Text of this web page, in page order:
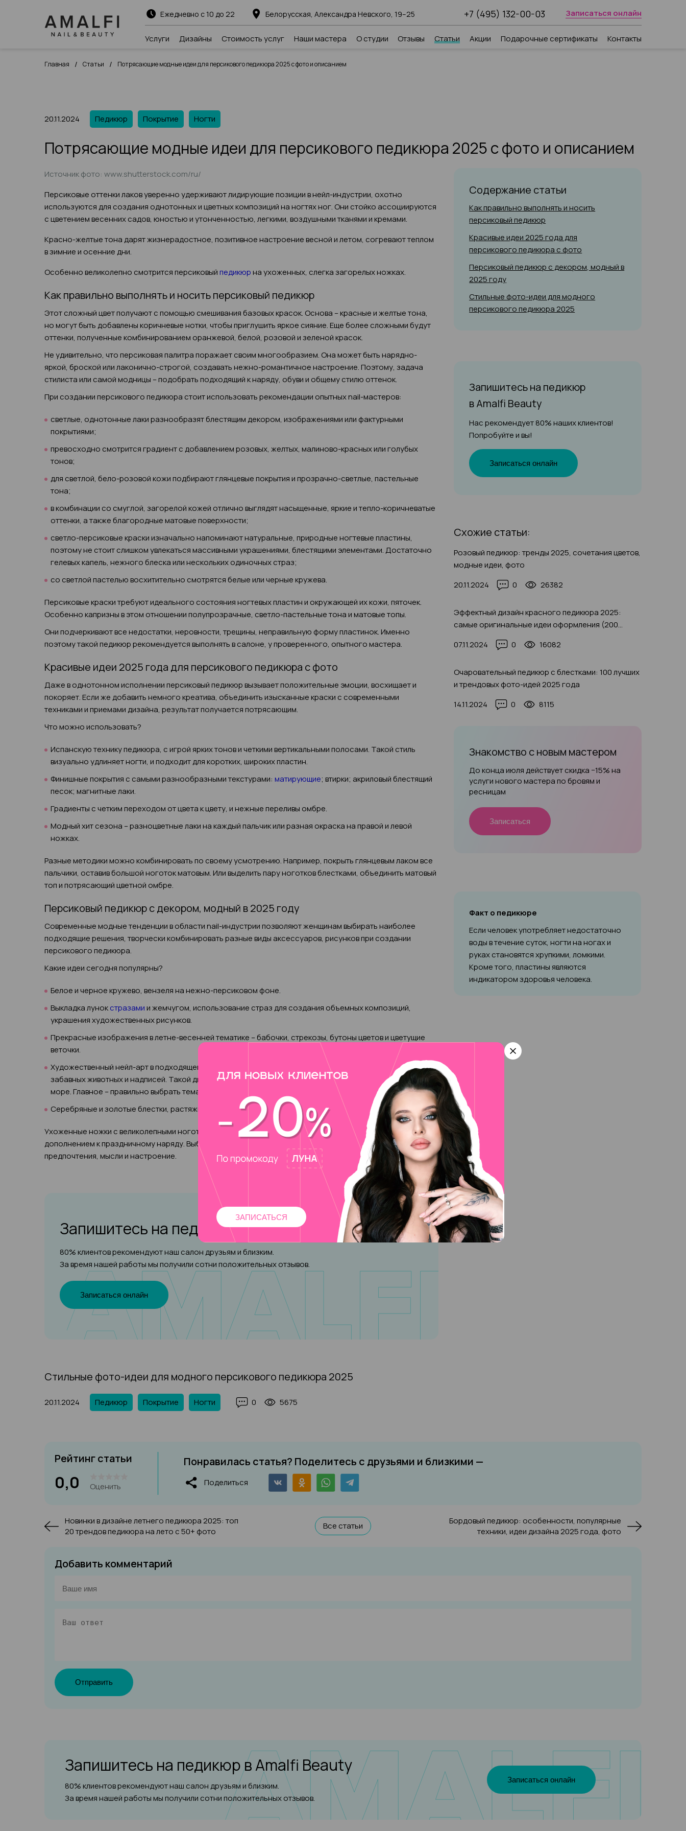
Ежедневно с 10 до 22 Белорусская, Александра Невского, 19–25 +7 (495) 132-00-03 Записаться онлайн
Услуги Дизайны Стоимость услуг Наши мастера О студии Отзывы Статьи Акции Подарочные сертификаты Контакты
Главная / Статьи / Потрясающие модные идеи для персикового педикюра 2025 с фото и описанием
20.11.2024 Педикюр Покрытие Ногти
Потрясающие модные идеи для персикового педикюра 2025 с фото и описанием
Источник фото: www.shutterstock.com/ru/
Персиковые оттенки лаков уверенно удерживают лидирующие позиции в нейл-индустрии, охотно
используются для создания однотонных и цветных композиций на ногтях ног. Они стойко ассоциируются
с цветением весенних садов, юностью и утонченностью, легкими, воздушными тканями и кремами.
Красно-желтые тона дарят жизнерадостное, позитивное настроение весной и летом, согревают теплом
в зимние и осенние дни.
Особенно великолепно смотрится персиковыйпедикюрна ухоженных, слегка загорелых ножках.
Как правильно выполнять и носить персиковый педикюр
Этот сложный цвет получают с помощью смешивания базовых красок. Основа – красные и желтые тона,
но могут быть добавлены коричневые нотки, чтобы приглушить яркое сияние. Еще более сложными будут
оттенки, полученные комбинированием оранжевой, белой, розовой и зеленой красок.
Не удивительно, что персиковая палитра поражает своим многообразием. Она может быть нарядно-
яркой, броской или лаконично-строгой, создавать нежно-романтичное настроение. Поэтому, задача
стилиста или самой модницы – подобрать подходящий к наряду, обуви и общему стилю оттенок.
При создании персикового педикюра стоит использовать рекомендации опытных nail-мастеров:
светлые, однотонные лаки разнообразят блестящим декором, изображениями или фактурными
покрытиями;
превосходно смотрится градиент с добавлением розовых, желтых, малиново-красных или голубых
тонов;
для светлой, бело-розовой кожи подбирают глянцевые покрытия и прозрачно-светлые, пастельные
тона;
в комбинации со смуглой, загорелой кожей отлично выглядят насыщенные, яркие и тепло-коричневатые
оттенки, а также благородные матовые поверхности;
светло-персиковые краски изначально напоминают натуральные, природные ногтевые пластины,
поэтому не стоит слишком увлекаться массивными украшениями, блестящими элементами. Достаточно
гелевых капель, нежного блеска или нескольких одиночных страз;
со светлой пастелью восхитительно смотрятся белые или черные кружева.
Персиковые краски требуют идеального состояния ногтевых пластин и окружающей их кожи, пяточек.
Особенно капризны в этом отношении полупрозрачные, светло-пастельные тона и матовые топы.
Они подчеркивают все недостатки, неровности, трещины, неправильную форму пластинок. Именно
поэтому такой педикюр рекомендуется выполнять в салоне, у проверенного, опытного мастера.
Красивые идеи 2025 года для персикового педикюра с фото
Даже в однотонном исполнении персиковый педикюр вызывает положительные эмоции, восхищает и
покоряет. Если же добавить немного креатива, объединить изысканные краски с современными
техниками и приемами дизайна, результат получается потрясающим.
Что можно использовать?
Испанскую технику педикюра, с игрой ярких тонов и четкими вертикальными полосами. Такой стиль
визуально удлиняет ногти, и подходит для коротких, широких пластин.
Финишные покрытия с самыми разнообразными текстурами: матирующие; втирки; акриловый блестящий
песок; магнитные лаки.
Градиенты с четким переходом от цвета к цвету, и нежные переливы омбре.
Модный хит сезона – разноцветные лаки на каждый пальчик или разная окраска на правой и левой
ножках.
Разные методики можно комбинировать по своему усмотрению. Например, покрыть глянцевым лаком все
пальчики, оставив большой ноготок матовым. Или выделить пару ноготков блестками, объединить матовый
топ и потрясающий цветной омбре.
Факт о педикюре
Если человек употребляет недостаточно
воды в течение суток, ногти на ногах и
руках становятся хрупкими, ломкими.
Кроме того, пластины являются
индикатором здоровья человека.
Персиковый педикюр с декором, модный в 2025 году
Современные модные тенденции в области nail-индустрии позволяют женщинам выбирать наиболее
подходящие решения, творчески комбинировать разные виды аксессуаров, рисунков при создании
персикового педикюра.
Какие идеи сегодня популярны?
Белое и черное кружево, вензеля на нежно-персиковом фоне.
Выкладка лунокстразамии жемчугом, использование страз для создания объемных композиций,
украшения художественных рисунков.
Прекрасные изображения в летне-весенней тематике – бабочки, стрекозы, бутоны цветов и цветущие
веточки.
Художественный нейл-арт в подходящей стилистике, от серьезного, стильного минимализма до
забавных животных и надписей. Такой дизайн подойдет и для строгого дресс-кода, и для поездки на
море. Главное – правильно выбрать тематику.
Серебряные и золотые блестки, растяжки глиттером.
Ухоженные ножки с великолепными ноготками становится не просто украшением повседневного лука или
дополнением к праздничному наряду. Выбранный дизайн выражает мировоззрение модницы, ее
предпочтения, мысли и настроение.
Запишитесь на педикюрв Amalfi Beauty
80% клиентов рекомендуют наш салон друзьям и близким.
За время нашей работы мы получили сотни положительных отзывов.
Записаться онлайн
Стильные фото-идеи для модного персикового педикюра 2025
20.11.2024 Педикюр Покрытие Ногти 0 5675
Содержание статьи
Как правильно выполнять и носить
персиковый педикюр
Красивые идеи 2025 года для
персикового педикюра с фото
Персиковый педикюр с декором, модный в
2025 году
Стильные фото-идеи для модного
персикового педикюра 2025
Запишитесь на педикюр
в Amalfi Beauty
Нас рекомендует 80% наших клиентов!
Попробуйте и вы!
Записаться онлайн
Схожие статьи:
Розовый педикюр: тренды 2025, сочетания цветов,
модные идеи, фото
20.11.2024
0 26382
Эффектный дизайн красного педикюра 2025:
самые оригинальные идеи оформления (200
07.11.2024 0 16082
Очаровательный педикюр с блестками: 100 лучших
и трендовых фото-идей 2025 года
14.11.2024
0 8115
Знакомство с новым мастером
До конца июля действует скидка −15% на
услуги нового мастера по бровям и
ресницам
Записаться
Рейтинг статьи
0,0 Оценить
Понравилась статья? Поделитесь с друзьями и близкими —
Поделиться
Новинки в дизайне летнего педикюра 2025: топ
20 трендов педикюра на лето с 50+ фото
Все статьи
Бордовый педикюр: особенности, популярные
техники, идеи дизайна 2025 года, фото
Добавить комментарий
Отправить
Запишитесь на педикюрв Amalfi Beauty
80% клиентов рекомендуют наш салон друзьям и близким.
За время нашей работы мы получили сотни положительных отзывов.
Записаться онлайн
ЗАПИСАТЬСЯ